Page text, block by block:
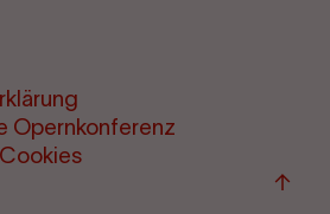
Opernkonferenz
Zum